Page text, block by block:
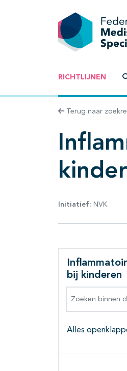
RICHTLIJNEN
Terug naar
Initiatief: NVK
bij kinderen
Alles